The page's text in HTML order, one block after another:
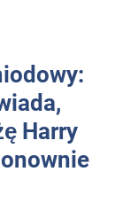
Harry